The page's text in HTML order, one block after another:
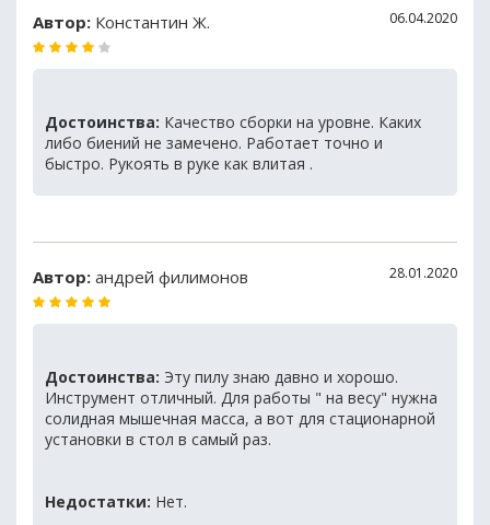
Автор: Константин Ж. 06.04.2020
Достоинства: Качество сборки на уровне. Каких
либо биений не замечено. Работает точно и
быстро. Рукоять в руке как влитая .
Автор: андрей филимонов 28.01.2020
Достоинства: Эту пилу знаю давно и хорошо.
Инструмент отличный. Для работы " на весу" нужна
солидная мышечная масса, а вот для стационарной
установки в стол в самый раз.
Недостатки: Нет.